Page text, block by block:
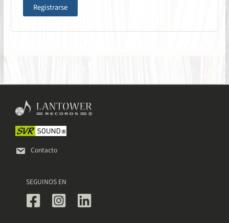
Registrarse
Contacto
SEGUINOS EN